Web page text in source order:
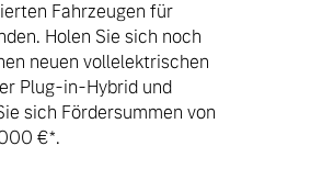
Fahrzeugen für
Holen Sie sich noch
neuen vollelektrischen
Plug-in-Hybrid und
sich Fördersummen von
€⁠*.